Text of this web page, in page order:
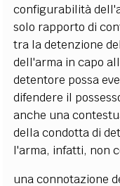
configurabilità
solo rapporto di
tra la detenzione
dell'arma in capo
detentore possa
difendere il
anche una
della condotta di
l'arma, infatti, non
una connotazione